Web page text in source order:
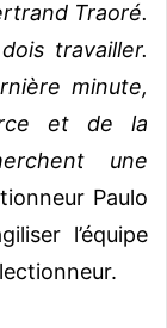
Traoré.
travailler.
minute,
et de la
une
Paulo
l’équipe